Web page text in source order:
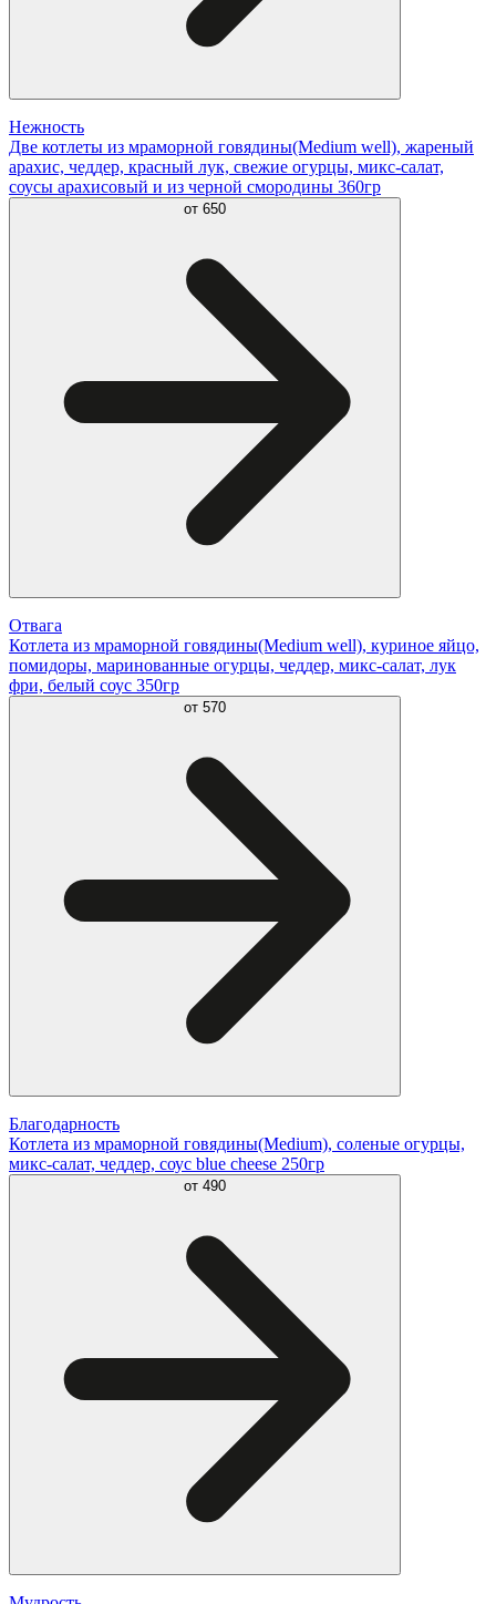
Нежность
Две котлеты из мраморной говядины(Medium well), жареный
арахис, чеддер, красный лук, свежие огурцы, микс-салат,
соусы арахисовый и из черной смородины 360гр
от 650
Отвага
Котлета из мраморной говядины(Medium well), куриное яйцо,
помидоры, маринованные огурцы, чеддер, микс-салат, лук
фри, белый соус 350гр
от 570
Благодарность
Котлета из мраморной говядины(Medium), соленые огурцы,
микс-салат, чеддер, соус blue cheese 250гр
от 490